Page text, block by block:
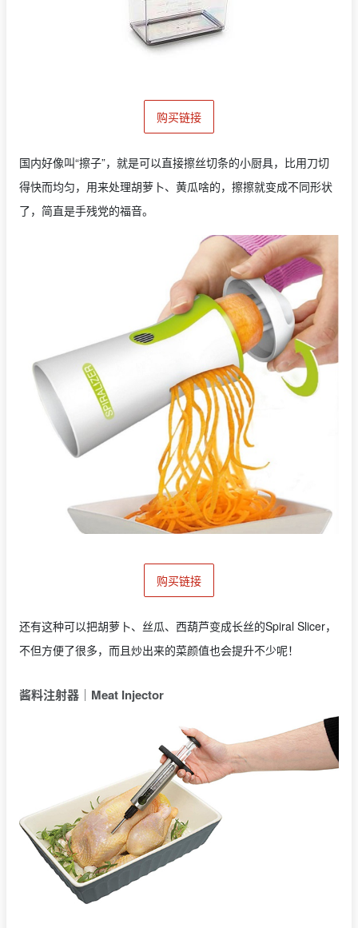
购买链接
国内好像叫“擦子”，就是可以直接擦丝切条的小厨具，比用刀切
得快而均匀，用来处理胡萝卜、黄瓜啥的，擦擦就变成不同形状
了，简直是手残党的福音。
购买链接
还有这种可以把胡萝卜、丝瓜、西葫芦变成长丝的Spiral Slicer，
不但方便了很多，而且炒出来的菜颜值也会提升不少呢！
酱料注射器｜ Meat Injector